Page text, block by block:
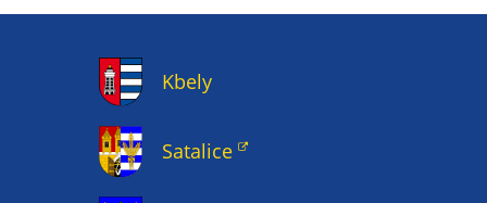
Kbely
Satalice